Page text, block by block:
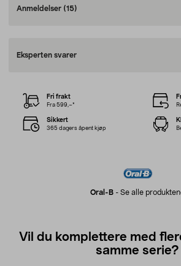
Anmeldelser (15)
Eksperten svarer
Oral-B - Se alle
Fri frakt
Fra 599,–*
Sikkert
365 dagers åpent kjøp
Vil du komplettere med
samme serie?